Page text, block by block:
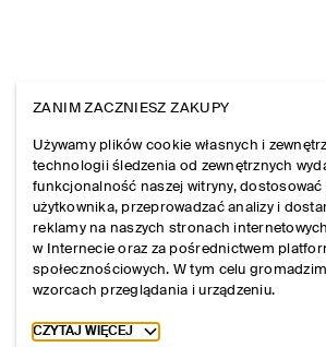
ZANIM ZACZNIESZ ZAKUPY
Używamy plików cookie własnych i
technologii śledzenia od zewnętrznych
funkcjonalność naszej witryny, dostosować
użytkownika, przeprowadzać analizy i
reklamy na naszych stronach
w Internecie oraz za pośrednictwem
społecznościowych. W tym celu
wzorcach przeglądania i urządzeniu.
Toggle more cookie information
CZYTAJ WIĘCEJ